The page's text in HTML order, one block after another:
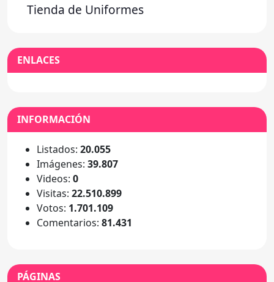
Tienda de Uniformes
ENLACES
INFORMACIÓN
Listados: 20.055
Imágenes: 39.807
Videos: 0
Visitas: 22.510.899
Votos: 1.701.109
Comentarios: 81.431
PÁGINAS